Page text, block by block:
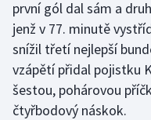
první gól dal sám a
jenž v 77. minutě
snížil třetí nejlepší
vzápětí přidal pojistku
šestou, pohárovou
čtyřbodový náskok.